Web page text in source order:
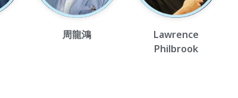
周龍鴻
Lawrence
Philbrook